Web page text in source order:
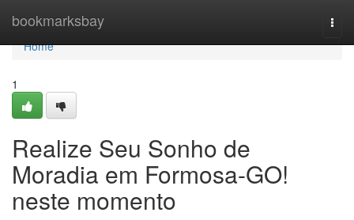
bookmarksbay
Home
Home
1
Realize Seu Sonho de
Moradia em Formosa-GO!
neste momento